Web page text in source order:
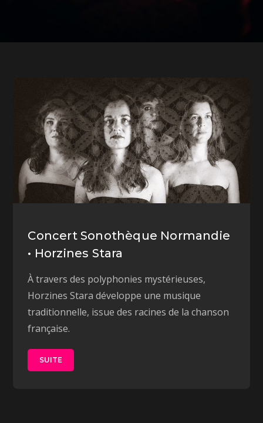
Concert Sonothèque Normandie
• Horzines Stara
À travers des polyphonies mystérieuses,
Horzines Stara développe une musique
traditionnelle, issue des racines de la chanson
française.
SUITE